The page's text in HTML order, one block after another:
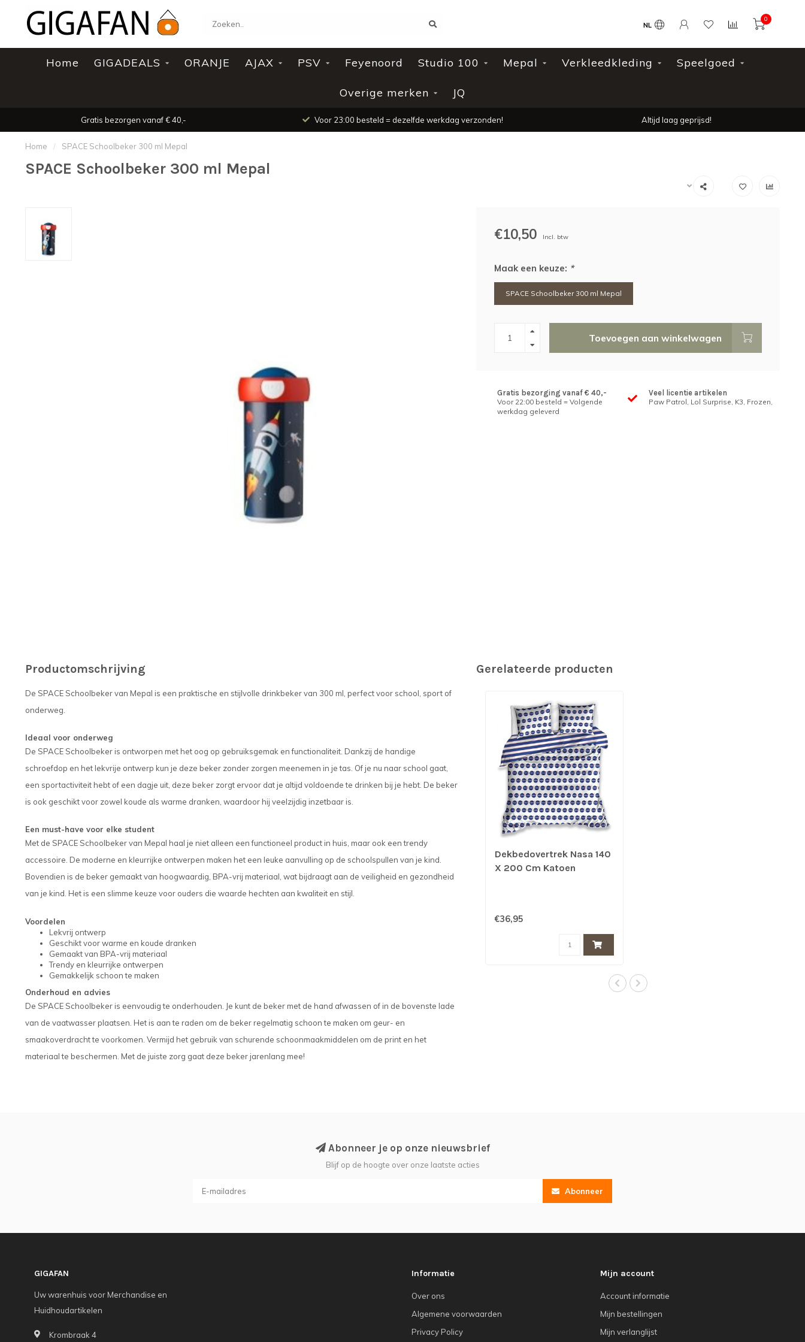
NL
0
Home GIGADEALS ORANJE AJAX PSV Feyenoord Studio 100 Mepal Verkleedkleding Speelgoed
Overige merken JQ
Gratis bezorgen vanaf € 40,- Voor 23:00 besteld = dezelfde werkdag verzonden! Altijd laag geprijsd!
Home / SPACE Schoolbeker 300 ml Mepal
SPACE Schoolbeker 300 ml Mepal
€10,50 Incl. btw
Maak een keuze: *
SPACE Schoolbeker 300 ml Mepal
Toevoegen aan winkelwagen
Gratis bezorging vanaf € 40,-
Voor 22:00 besteld = Volgende
werkdag geleverd
Veel licentie artikelen
Paw Patrol, Lol Surprise, K3, Frozen,
Productomschrijving
De SPACE Schoolbeker van Mepal is een praktische en stijlvolle drinkbeker van 300 ml, perfect voor school, sport of
onderweg.
Ideaal voor onderweg
De SPACE Schoolbeker is ontworpen met het oog op gebruiksgemak en functionaliteit. Dankzij de handige
schroefdop en het lekvrije ontwerp kun je deze beker zonder zorgen meenemen in je tas. Of je nu naar school gaat,
een sportactiviteit hebt of een dagje uit, deze beker zorgt ervoor dat je altijd voldoende te drinken bij je hebt. De beker
is ook geschikt voor zowel koude als warme dranken, waardoor hij veelzijdig inzetbaar is.
Een must-have voor elke student
Met de SPACE Schoolbeker van Mepal haal je niet alleen een functioneel product in huis, maar ook een trendy
accessoire. De moderne en kleurrijke ontwerpen maken het een leuke aanvulling op de schoolspullen van je kind.
Bovendien is de beker gemaakt van hoogwaardig, BPA-vrij materiaal, wat bijdraagt aan de veiligheid en gezondheid
van je kind. Het is een slimme keuze voor ouders die waarde hechten aan kwaliteit en stijl.
Voordelen
Lekvrij ontwerp
Geschikt voor warme en koude dranken
Gemaakt van BPA-vrij materiaal
Trendy en kleurrijke ontwerpen
Gemakkelijk schoon te maken
Onderhoud en advies
De SPACE Schoolbeker is eenvoudig te onderhouden. Je kunt de beker met de hand afwassen of in de bovenste lade
van de vaatwasser plaatsen. Het is aan te raden om de beker regelmatig schoon te maken om geur- en
smaakoverdracht te voorkomen. Vermijd het gebruik van schurende schoonmaakmiddelen om de print en het
materiaal te beschermen. Met de juiste zorg gaat deze beker jarenlang mee!
Gerelateerde producten
Dekbedovertrek Nasa 140
X 200 Cm Katoen
€36,95
Abonneer je op onze nieuwsbrief
Blijf op de hoogte over onze laatste acties
Abonneer
GIGAFAN
Uw warenhuis voor Merchandise en
Huidhoudartikelen
Krombraak 4
Informatie
Over ons
Algemene voorwaarden
Privacy Policy
Mijn account
Account informatie
Mijn bestellingen
Mijn verlanglijst